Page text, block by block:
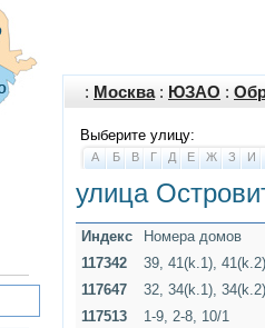
: Москва: ЮЗАО :
Выберите улицу:
А Б В Г Д Е Ж З И
улица
Индекс
Номера домов
117342
39, 41(k.1),
117647
32, 34(k.1),
117513
1-9, 2-8, 10/1